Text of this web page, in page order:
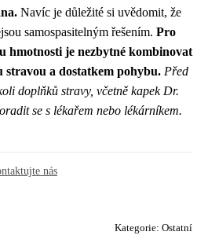
Navíc je důležité si uvědomit, že
samospasitelným řešením. Pro
hmotnosti je nezbytné kombinovat
stravou a dostatkem pohybu. Před
doplňků stravy, včetně kapek Dr.
se s lékařem nebo lékárníkem.
nás
Kategorie: Ostatní